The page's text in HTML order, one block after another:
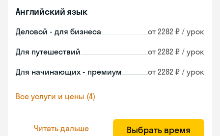
Английский язык
Деловой - для бизнеса от 2282 ₽ / урок
Для путешествий от 2282 ₽ / урок
Для начинающих - премиум от 2282 ₽ / урок
Все услуги и цены (4)
Читать дальше Выбрать время